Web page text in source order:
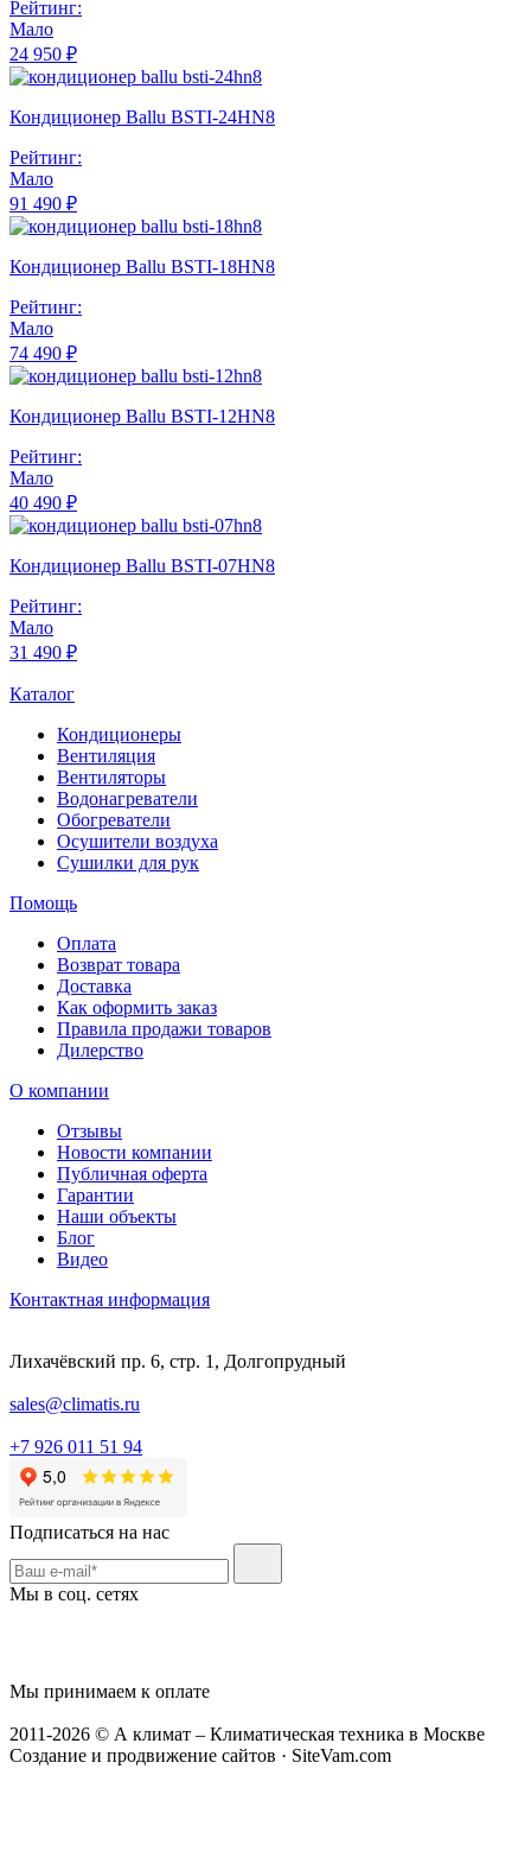
Рейтинг:
Мало
24 950 ₽
Кондиционер Ballu BSTI-24HN8
Рейтинг:
Мало
91 490 ₽
Кондиционер Ballu BSTI-18HN8
Рейтинг:
Мало
74 490 ₽
Кондиционер Ballu BSTI-12HN8
Рейтинг:
Мало
40 490 ₽
Кондиционер Ballu BSTI-07HN8
Рейтинг:
Мало
31 490 ₽
Каталог
Кондиционеры
Вентиляция
Вентиляторы
Водонагреватели
Обогреватели
Осушители воздуха
Сушилки для рук
Помощь
Оплата
Возврат товара
Доставка
Как оформить заказ
Правила продажи товаров
Дилерство
О компании
Отзывы
Новости компании
Публичная оферта
Гарантии
Наши объекты
Блог
Видео
Контактная информация
Лихачёвский пр. 6, стр. 1, Долгопрудный
sales@climatis.ru
+7 926 011 51 94
Подписаться на нас
Мы в соц. сетях
Мы принимаем к оплате
2011-2026 © А климат – Климатическая техника в Москве
Создание и продвижение сайтов · SiteVam.com